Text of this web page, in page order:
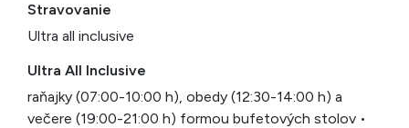
Stravovanie
Ultra all inclusive
Ultra All Inclusive
raňajky (07:00-10:00 h), obedy (12:30-14:00 h) a
večere (19:00-21:00 h) formou bufetových stolov •